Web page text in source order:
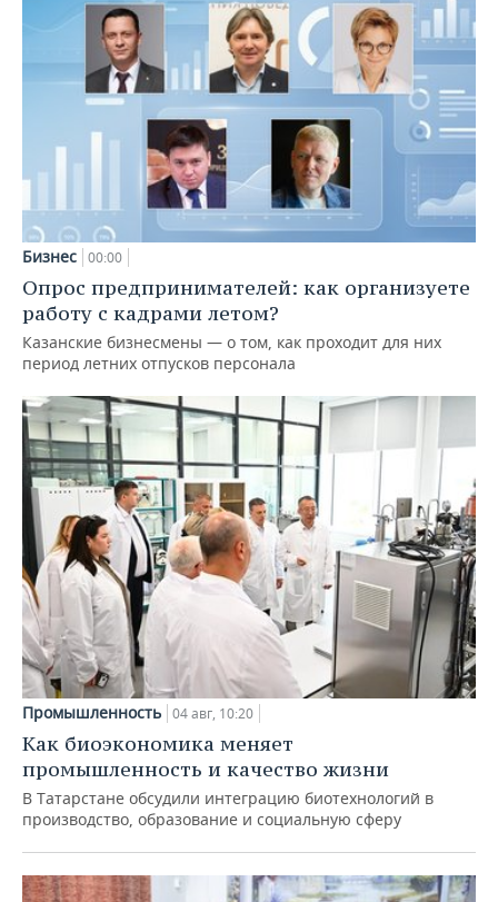
Бизнес 00:00
Опрос предпринимателей: как организуете
работу с кадрами летом?
Казанские бизнесмены — о том, как проходит для них
период летних отпусков персонала
Промышленность 04 авг, 10:20
Как биоэкономика меняет
промышленность и качество жизни
В Татарстане обсудили интеграцию биотехнологий в
производство, образование и социальную сферу